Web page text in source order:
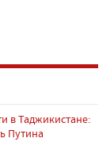
в Таджикистане:
Путина